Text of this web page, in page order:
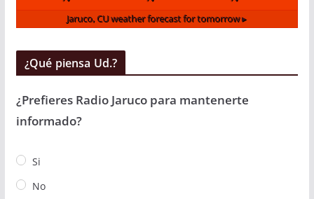
Jaruco, CUweather forecast for tomorrow ▸
¿Qué piensa Ud.?
¿Prefieres Radio Jaruco para mantenerte
informado?
Si
No